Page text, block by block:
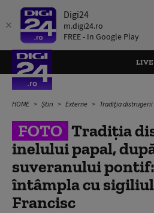
Digi24
m.digi24.ro
FREE - In Google Play
HOME Știri Externe Tradiția distrugerii inelului papal, după
FOTO Tradiția
inelului papal,
suveranului pontif:
întâmpla cu
Francisc